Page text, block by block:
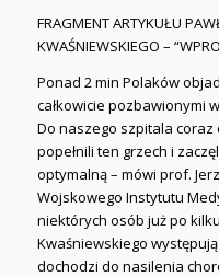
FRAGMENT ARTYKUŁU
KWAŚNIEWSKIEGO –
Ponad 2 min Polaków
całkowicie pozbawionymi
Do naszego szpitala coraz
popełnili ten grzech i
optymalną – mówi prof.
Wojskowego Instytutu
niektórych osób już po
Kwaśniewskiego
dochodzi do nasilenia